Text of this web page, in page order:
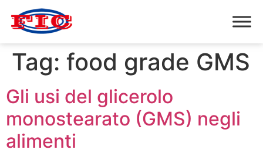
Tag: food grade GMS
Gli usi del glicerolo
monostearato (GMS) negli
alimenti